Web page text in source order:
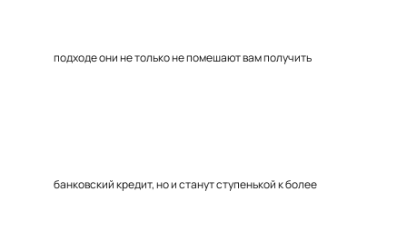
подходе они не только не помешают вам получить
банковский кредит, но и станут ступенькой к более